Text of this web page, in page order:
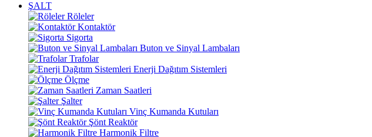
ŞALT
Röleler
Kontaktör
Sigorta
Buton ve Sinyal Lambaları
Trafolar
Enerji Dağıtım Sistemleri
Ölçme
Zaman Saatleri
Şalter
Vinç Kumanda Kutuları
Şönt Reaktör
Harmonik Filtre